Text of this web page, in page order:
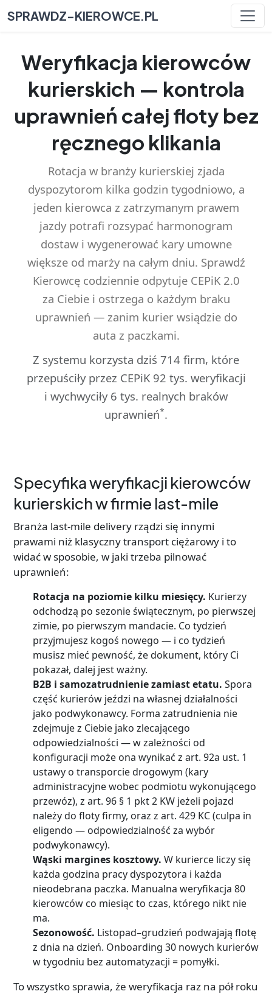
SPRAWDZ-KIEROWCE.PL
Weryfikacja kierowców
kurierskich — kontrola
uprawnień całej floty bez
ręcznego klikania
Rotacja w branży kurierskiej zjada
dyspozytorom kilka godzin tygodniowo, a
jeden kierowca z zatrzymanym prawem
jazdy potrafi rozsypać harmonogram
dostaw i wygenerować kary umowne
większe od marży na całym dniu. Sprawdź
Kierowcę codziennie odpytuje CEPiK 2.0
za Ciebie i ostrzega o każdym braku
uprawnień — zanim kurier wsiądzie do
auta z paczkami.
Z systemu korzysta dziś 714 firm, które
przepuściły przez CEPiK 92 tys. weryfikacji
i wychwyciły 6 tys. realnych braków
uprawnień*.
Specyfika weryfikacji kierowców
kurierskich w firmie last-mile
Branża last-mile delivery rządzi się innymi
prawami niż klasyczny transport ciężarowy i to
widać w sposobie, w jaki trzeba pilnować
uprawnień:
Rotacja na poziomie kilku miesięcy. Kurierzy
odchodzą po sezonie świątecznym, po pierwszej
zimie, po pierwszym mandacie. Co tydzień
przyjmujesz kogoś nowego — i co tydzień
musisz mieć pewność, że dokument, który Ci
pokazał, dalej jest ważny.
B2B i samozatrudnienie zamiast etatu. Spora
część kurierów jeździ na własnej działalności
jako podwykonawcy. Forma zatrudnienia nie
zdejmuje z Ciebie jako zlecającego
odpowiedzialności — w zależności od
konfiguracji może ona wynikać z art. 92a ust. 1
ustawy o transporcie drogowym (kary
administracyjne wobec podmiotu wykonującego
przewóz), z art. 96 § 1 pkt 2 KW jeżeli pojazd
należy do floty firmy, oraz z art. 429 KC (culpa in
eligendo — odpowiedzialność za wybór
podwykonawcy).
Wąski margines kosztowy. W kurierce liczy się
każda godzina pracy dyspozytora i każda
nieodebrana paczka. Manualna weryfikacja 80
kierowców co miesiąc to czas, którego nikt nie
ma.
Sezonowość. Listopad–grudzień podwajają flotę
z dnia na dzień. Onboarding 30 nowych kurierów
w tygodniu bez automatyzacji = pomyłki.
To wszystko sprawia, że weryfikacja raz na pół roku